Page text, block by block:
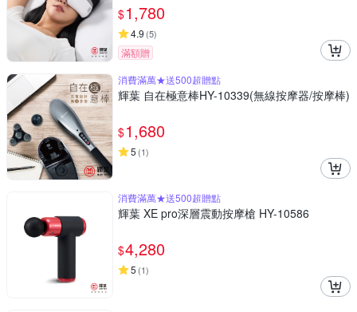
$1,780
4.9 (5)
滿額贈
消費滿萬★送500超贈點
輝葉 自在極意棒HY-10339(無線按摩器/按摩棒)
$1,680
5 (1)
消費滿萬★送500超贈點
輝葉 XE pro深層震動按摩槍 HY-10586
$4,280
5 (1)